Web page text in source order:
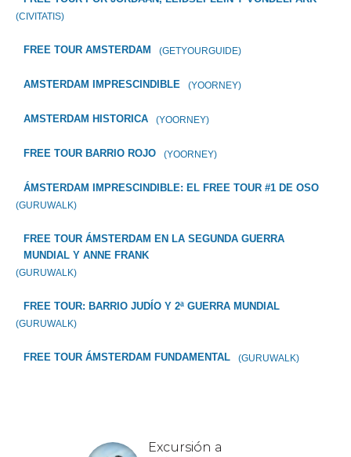
(CIVITATIS)
FREE TOUR AMSTERDAM (GETYOURGUIDE)
AMSTERDAM IMPRESCINDIBLE (YOORNEY)
AMSTERDAM HISTORICA (YOORNEY)
FREE TOUR BARRIO ROJO (YOORNEY)
ÁMSTERDAM IMPRESCINDIBLE: EL FREE TOUR #1 DE OSO
(GURUWALK)
FREE TOUR ÁMSTERDAM EN LA SEGUNDA GUERRA
MUNDIAL Y ANNE FRANK
(GURUWALK)
FREE TOUR: BARRIO JUDÍO Y 2ª GUERRA MUNDIAL
(GURUWALK)
FREE TOUR ÁMSTERDAM FUNDAMENTAL (GURUWALK)